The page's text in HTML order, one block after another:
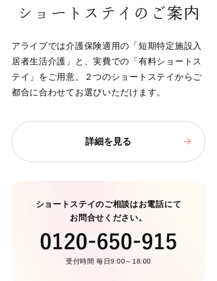
ショートステイのご案内
アライブでは介護保険適用の「短期特定施設入
居者生活介護」と、実費での「有料ショートス
テイ」をご用意。２つのショートステイからご
都合に合わせてお選びいただけます。
詳細を見る
ショートステイのご相談はお電話にて
お問合せください。
受付時間 毎日9:00～18:00